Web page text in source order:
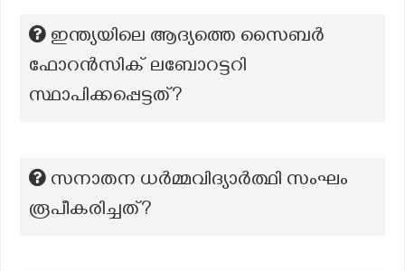
ഇന്ത്യയിലെ ആദ്യത്തെ സൈബർ
ഫോറൻസിക് ലബോറട്ടറി
സ്ഥാപിക്കപ്പെട്ടത്?
സനാതന ധർമ്മവിദ്യാർത്ഥി സംഘം
രൂപീകരിച്ചത്?